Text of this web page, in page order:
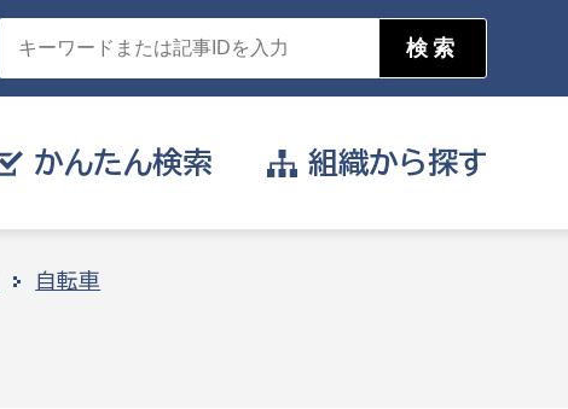
かんたん検索
目的を選択
組織から探す
自転車